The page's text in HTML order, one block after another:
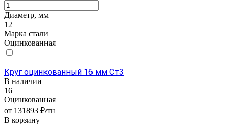
Диаметр, мм
12
Марка стали
Оцинкованная
Круг оцинкованный 16 мм Ст3
В наличии
16
Оцинкованная
от 131893 ₽/тн
В корзину